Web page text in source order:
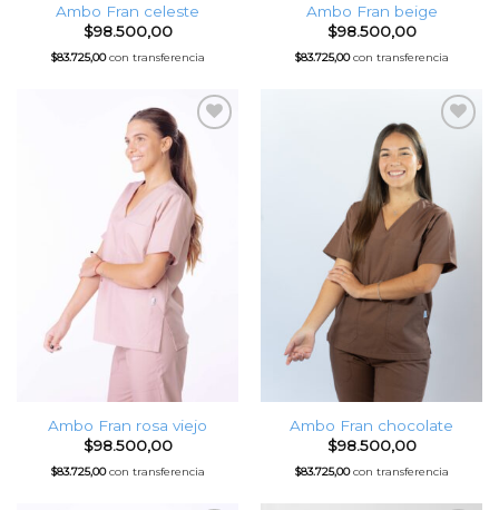
Ambo Fran celeste
$98.500,00
$83.725,00con transferencia
Ambo Fran beige
$98.500,00
$83.725,00con transferencia
Favoritos
Ambo Fran rosa viejo
$98.500,00
$83.725,00con transferencia
Favoritos
Ambo Fran chocolate
$98.500,00
$83.725,00con transferencia